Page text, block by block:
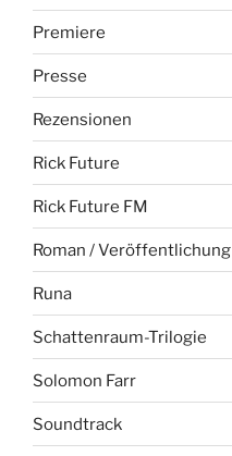
Premiere
Presse
Rezensionen
Rick Future
Rick Future FM
Roman / Veröffentlichung
Runa
Schattenraum-Trilogie
Solomon Farr
Soundtrack